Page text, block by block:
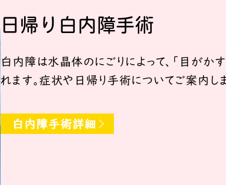
日帰り白内障手術
白内障は水晶体のにごりによって、「目がか
れます。症状や日帰り手術についてご案内しま
白内障手術詳細